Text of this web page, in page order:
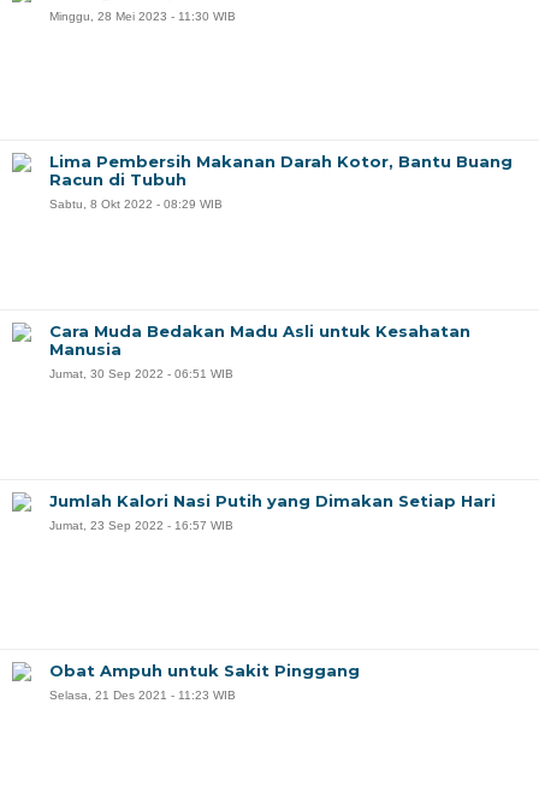
Minggu, 28 Mei 2023 - 11:30 WIB
Lima Pembersih Makanan Darah Kotor, Bantu Buang
Racun di Tubuh
Sabtu, 8 Okt 2022 - 08:29 WIB
Cara Muda Bedakan Madu Asli untuk Kesahatan
Manusia
Jumat, 30 Sep 2022 - 06:51 WIB
Jumlah Kalori Nasi Putih yang Dimakan Setiap Hari
Jumat, 23 Sep 2022 - 16:57 WIB
Obat Ampuh untuk Sakit Pinggang
Selasa, 21 Des 2021 - 11:23 WIB